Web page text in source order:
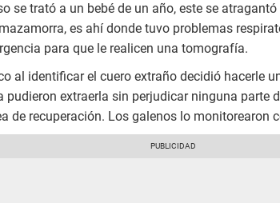
se trató a un bebé de un año, este se
es ahí donde tuvo problemas
para que le realicen una tomografía.
al identificar el cuero extraño decidió hacerle
pudieron extraerla sin perjudicar ninguna parte
de recuperación. Los galenos lo monitorearon